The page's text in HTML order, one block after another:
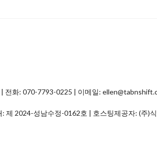
전화: 070-7793-0225 | 이메일:
: 제 2024-성남수정-0162호 | 호스팅제공자: (주)